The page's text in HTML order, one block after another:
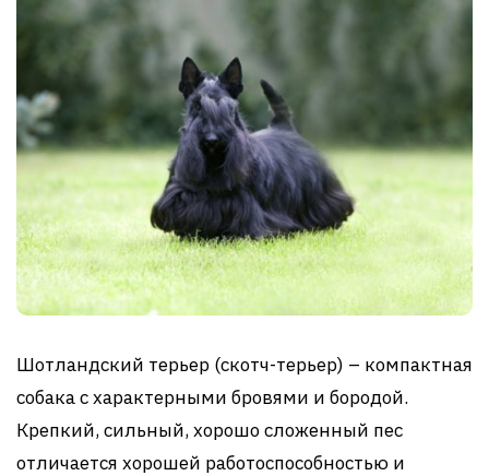
Шотландский терьер (скотч-терьер) – компактная
собака с характерными бровями и бородой.
Крепкий, сильный, хорошо сложенный пес
отличается хорошей работоспособностью и